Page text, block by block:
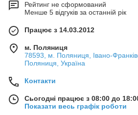
Рейтинг не сформований
Менше 5 відгуків за останній рік
Працює з 14.03.2012
м. Поляниця
78593, м. Поляниця, Івано-
Поляниця, Україна
Контакти
Сьогодні працює з 08:00 до
Показати весь графік роботи